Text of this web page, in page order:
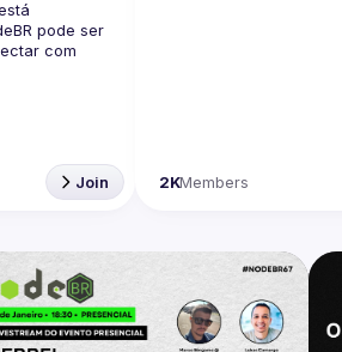
pode ser
com
Join 2KMembers